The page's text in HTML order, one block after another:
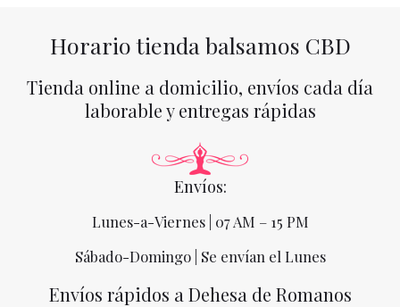
Horario tienda balsamos CBD
Tienda online a domicilio, envíos cada día
laborable y entregas rápidas
Envíos:
Lunes-a-Viernes | 07 AM – 15 PM
Sábado-Domingo | Se envían el Lunes
Envíos rápidos a Dehesa de Romanos